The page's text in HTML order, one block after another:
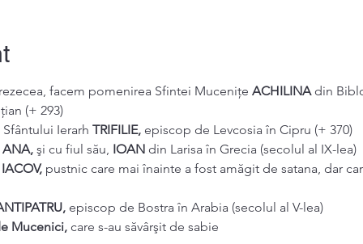
facem pomenirea Sfintei Muceniţe ACHILINA din
(+ 293)
Ierarh TRIFILIE, episcop de Levcosia în Cipru (+ 370)
ANA, şi cu fiul său, IOAN din Larisa în Grecia (secolul al IX-lea)
IACOV, pustnic care mai înainte a fost amăgit de satana, dar
episcop de Bostra în Arabia (secolul al V-lea)
Mucenici, care s-au săvârşit de sabie